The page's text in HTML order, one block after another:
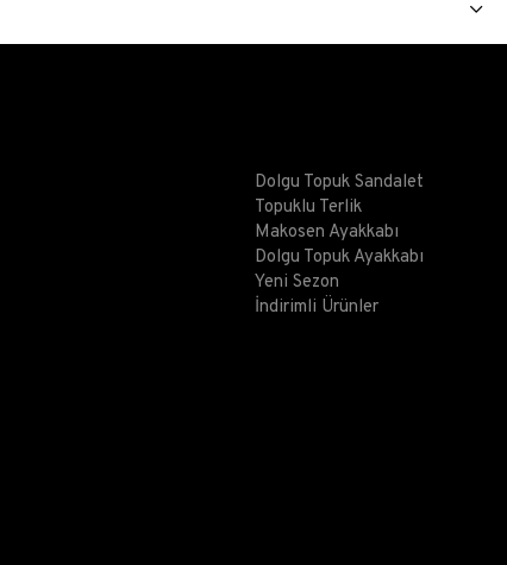
Dolgu Topuk Sandalet
Topuklu Terlik
Makosen Ayakkabı
Dolgu Topuk Ayakkabı
Yeni Sezon
İndirimli Ürünler